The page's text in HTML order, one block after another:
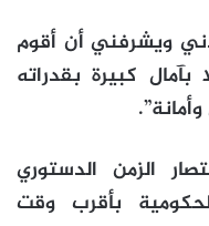
ويشرفني أن أقوم
بآمال كبيرة بقدراته
الزمن الدستوري
بأقرب وقت